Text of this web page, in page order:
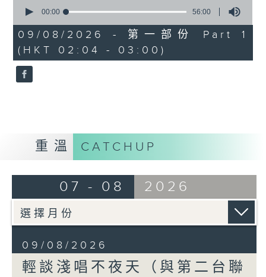
seconds
56
minutes,
0
seconds
00:00 56:00
09/08/2026 - 第一部份 Part 1
(HKT 02:04 - 03:00)
重溫 CATCHUP
07 - 08 2026
09/08/2026
輕談淺唱不夜天（與第二台聯